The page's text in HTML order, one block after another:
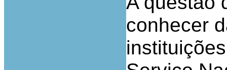
conhecer